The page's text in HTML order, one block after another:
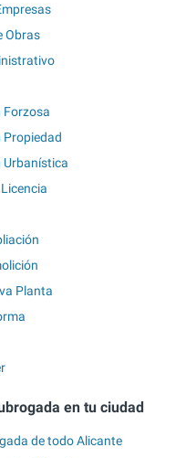
Obras
Forzosa
Urbanística
Planta
en tu ciudad
de todo Alicante